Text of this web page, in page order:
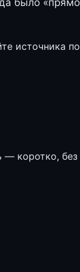
источника
коротко, без